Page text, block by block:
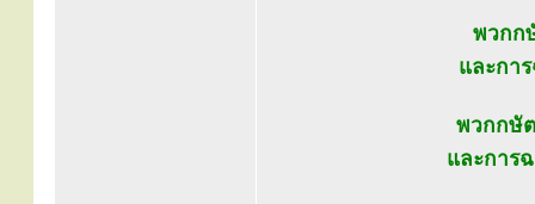
พวกก
และกา
พวกกษั
และการ